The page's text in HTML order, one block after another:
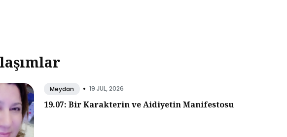
Meydan • 19 JUL, 2026
19.07: Bir Karakterin ve Aidiyetin Manifestosu